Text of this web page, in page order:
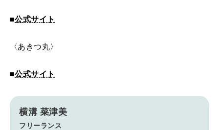
■公式サイト
〈あきつ丸〉
■公式サイト
横溝 菜津美
フリーランス